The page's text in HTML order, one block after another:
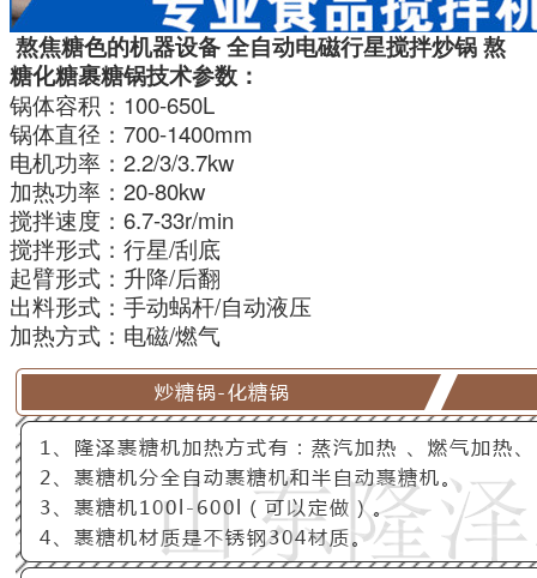
熬焦糖色的机器设备 全自动电磁行星搅拌炒锅 熬
糖化糖裹糖锅技术参数：
锅体容积：100-650L
锅体直径：700-1400mm
电机功率：2.2/3/3.7kw
加热功率：20-80kw
搅拌速度：6.7-33r/min
搅拌形式：行星/刮底
起臂形式：升降/后翻
出料形式：手动蜗杆/自动液压
加热方式：电磁/燃气